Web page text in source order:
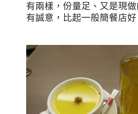
有兩樣，份量足、又是現
有誠意，比起一般簡餐店好